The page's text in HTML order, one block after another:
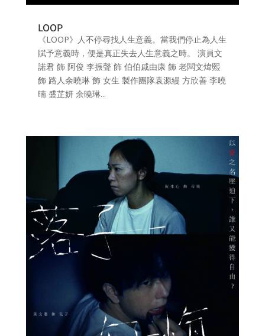
LOOP
《LOOP》人不停尋找人生意義。當我們停止為人生
賦予意義時，便是真正失去人生意義之時。 演員文
諾君 飾 阿俊 李振聲 飾 伯伯戚由康 飾 老闆文煒熙
飾 路人余曉琳 飾 女生 製作團隊袁源縵 方欣善 李曉
暔 盛芷妍 余曉琳...